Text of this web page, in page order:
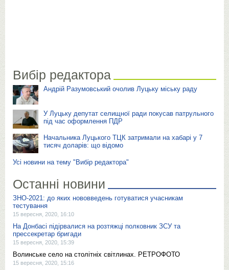
Вибір редактора
Андрій Разумовський очолив Луцьку міську раду
У Луцьку депутат селищної ради покусав патрульного
під час оформлення ПДР
Начальника Луцького ТЦК затримали на хабарі у 7
тисяч доларів: що відомо
Усі новини на тему "Вибір редактора"
Останні новини
ЗНО-2021: до яких нововведень готуватися учасникам
тестування
15 вересня, 2020, 16:10
На Донбасі підірвалися на розтяжці полковник ЗСУ та
прессекретар бригади
15 вересня, 2020, 15:39
Волинське село на столітніх світлинах. РЕТРОФОТО
15 вересня, 2020, 15:16